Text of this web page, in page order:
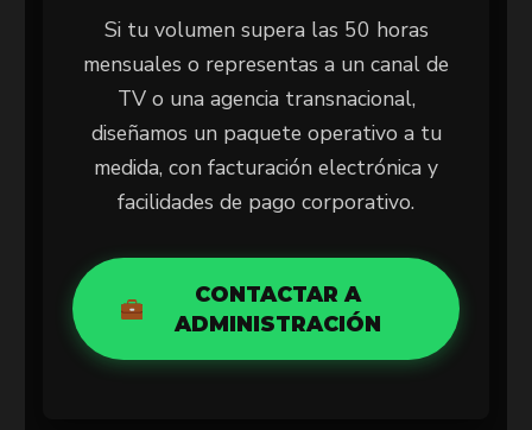
Si tu volumen supera las 50 horas
mensuales o representas a un canal de
TV o una agencia transnacional,
diseñamos un paquete operativo a tu
medida, con facturación electrónica y
facilidades de pago corporativo.
CONTACTAR A
ADMINISTRACIÓN